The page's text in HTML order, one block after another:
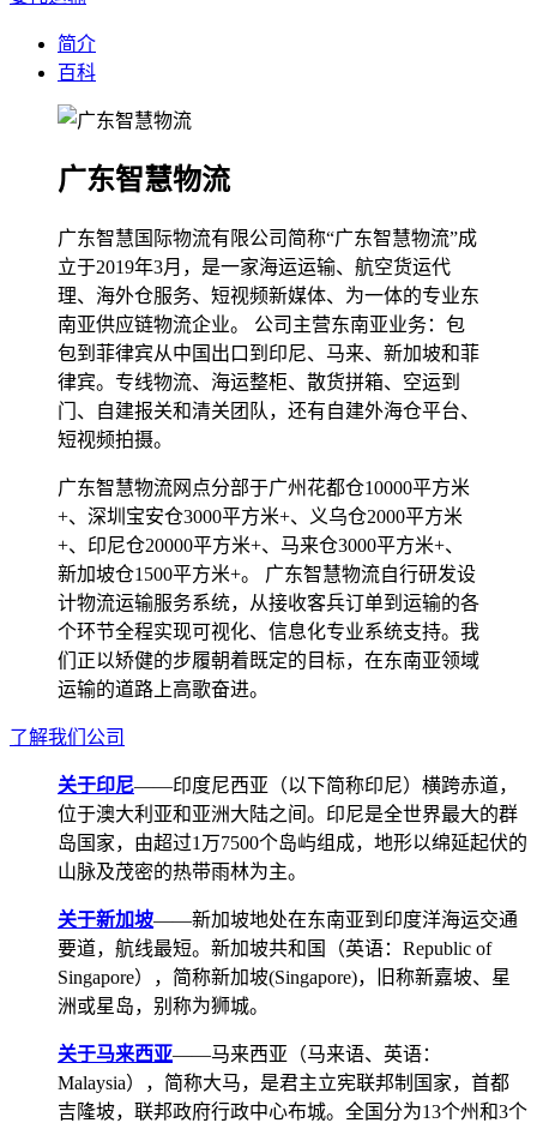
简介
百科
广东智慧物流
广东智慧国际物流有限公司简称“广东智慧物流”成
立于2019年3月，是一家海运运输、航空货运代
理、海外仓服务、短视频新媒体、为一体的专业东
南亚供应链物流企业。 公司主营东南亚业务：包
包到菲律宾从中国出口到印尼、马来、新加坡和菲
律宾。专线物流、海运整柜、散货拼箱、空运到
门、自建报关和清关团队，还有自建外海仓平台、
短视频拍摄。
广东智慧物流网点分部于广州花都仓10000平方米
+、深圳宝安仓3000平方米+、义乌仓2000平方米
+、印尼仓20000平方米+、马来仓3000平方米+、
新加坡仓1500平方米+。 广东智慧物流自行研发设
计物流运输服务系统，从接收客兵订单到运输的各
个环节全程实现可视化、信息化专业系统支持。我
们正以矫健的步履朝着既定的目标，在东南亚领域
运输的道路上高歌奋进。
了解我们公司
关于印尼——印度尼西亚（以下简称印尼）横跨赤道，
位于澳大利亚和亚洲大陆之间。印尼是全世界最大的群
岛国家，由超过1万7500个岛屿组成，地形以绵延起伏的
山脉及茂密的热带雨林为主。
关于新加坡——新加坡地处在东南亚到印度洋海运交通
要道，航线最短。新加坡共和国（英语：Republic of
Singapore），简称新加坡(Singapore)，旧称新嘉坡、星
洲或星岛，别称为狮城。
关于马来西亚——马来西亚（马来语、英语：
Malaysia），简称大马，是君主立宪联邦制国家，首都
吉隆坡，联邦政府行政中心布城。全国分为13个州和3个